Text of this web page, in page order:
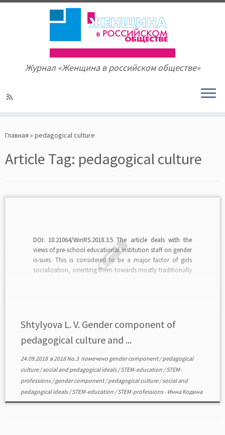
to
Журнал «Женщина в российском обществе»
Главная » pedagogical culture
Article Tag: pedagogical culture
DOI: 10.21064/WinRS.2018.3.5 The article deals with the
views of pre-school educational institution staff on gender
is-sues. This is considered to be a major factor of girls
socialization, orienting them towards mostly traditionally
Shtylyova L. V. Gender component of
pedagogical culture and ...
24.09.2018в2018 No.3 помечено gender component/pedagogical
culture/social and pedagogical ideals/STEM-education /STEM-
professions/gender component/pedagogical culture/social and
pedagogical ideals/STEM-education /STEM-professions- Инна Кодина